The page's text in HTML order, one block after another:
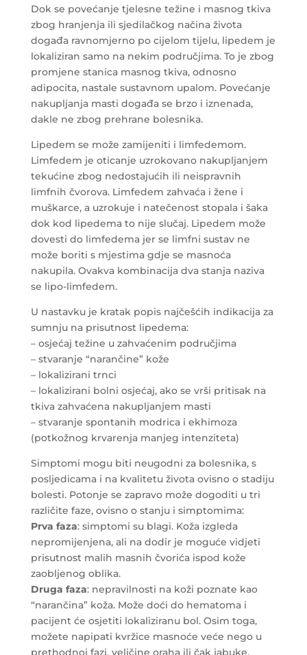
Dok se povećanje tjelesne težine i masnog tkiva
zbog hranjenja ili sjedilačkog načina života
događa ravnomjerno po cijelom tijelu, lipedem je
lokaliziran samo na nekim područjima. To je zbog
promjene stanica masnog tkiva, odnosno
adipocita, nastale sustavnom upalom. Povećanje
nakupljanja masti događa se brzo i iznenada,
dakle ne zbog prehrane bolesnika.
Lipedem se može zamijeniti i limfedemom.
Limfedem je oticanje uzrokovano nakupljanjem
tekućine zbog nedostajućih ili neispravnih
limfnih čvorova. Limfedem zahvaća i žene i
muškarce, a uzrokuje i natečenost stopala i šaka
dok kod lipedema to nije slučaj. Lipedem može
dovesti do limfedema jer se limfni sustav ne
može boriti s mjestima gdje se masnoća
nakupila. Ovakva kombinacija dva stanja naziva
se lipo-limfedem.
U nastavku je kratak popis najčešćih indikacija za
sumnju na prisutnost lipedema:
– osjećaj težine u zahvaćenim područjima
– stvaranje “narančine” kože
– lokalizirani trnci
– lokalizirani bolni osjećaj, ako se vrši pritisak na
tkiva zahvaćena nakupljanjem masti
– stvaranje spontanih modrica i ekhimoza
(potkožnog krvarenja manjeg intenziteta)
Simptomi mogu biti neugodni za bolesnika, s
posljedicama i na kvalitetu života ovisno o stadiju
bolesti. Potonje se zapravo može dogoditi u tri
različite faze, ovisno o stanju i simptomima:
Prva faza: simptomi su blagi. Koža izgleda
nepromijenjena, ali na dodir je moguće vidjeti
prisutnost malih masnih čvorića ispod kože
zaobljenog oblika.
Druga faza: nepravilnosti na koži poznate kao
“narančina” koža. Može doći do hematoma i
pacijent će osjetiti lokaliziranu bol. Osim toga,
možete napipati kvržice masnoće veće nego u
prethodnoj fazi, veličine oraha ili čak jabuke.